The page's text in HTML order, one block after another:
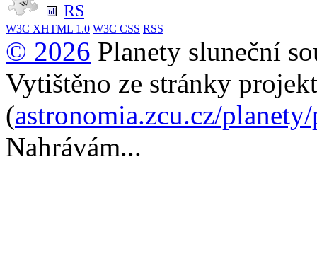
RS
W3C XHTML 1.0 W3C CSS RSS
© 2026 Planety sluneční
Vytištěno ze stránky
(astronomia.zcu.cz/
Nahrávám...